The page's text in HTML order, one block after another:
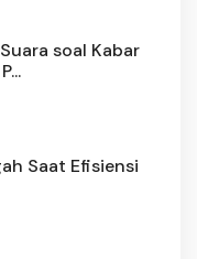
soal Kabar
Saat Efisiensi